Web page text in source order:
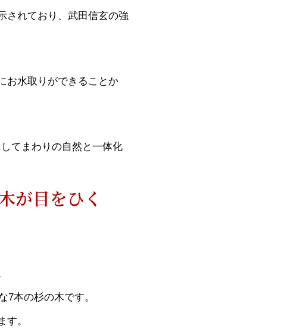
されており、武田信玄の強
お水取りができることか
てまわりの自然と一体化
が目をひく
本の杉の木です。
。